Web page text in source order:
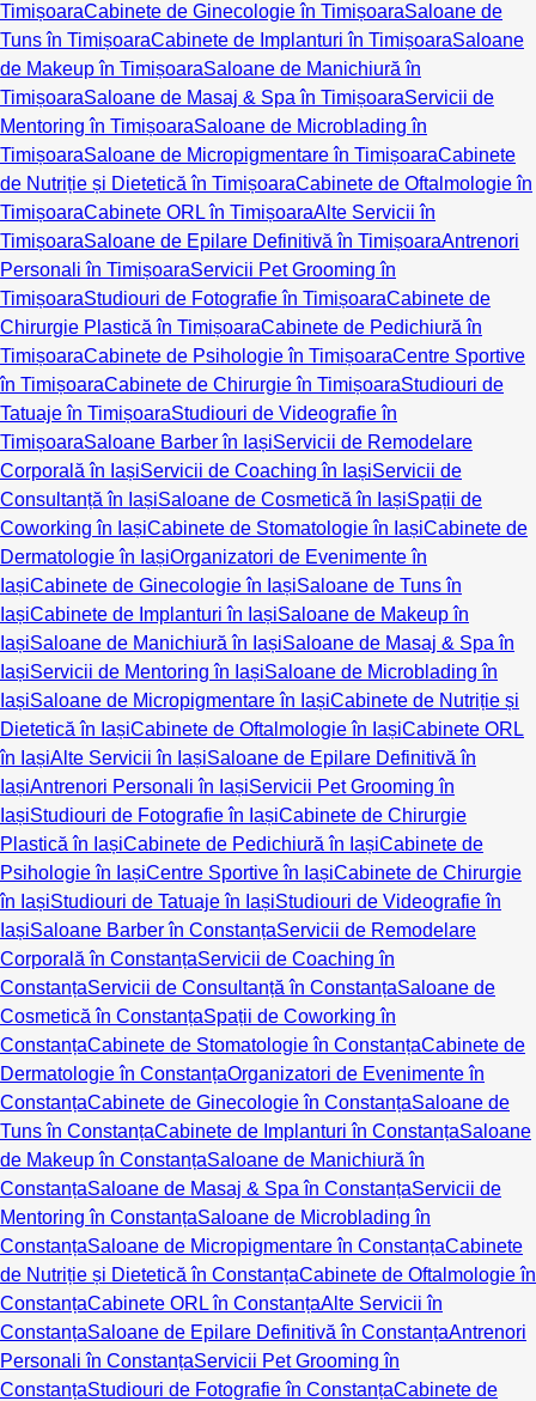
TimișoaraCabinete de Ginecologie în TimișoaraSaloane de
Tuns în TimișoaraCabinete de Implanturi în TimișoaraSaloane
de Makeup în TimișoaraSaloane de Manichiură în
TimișoaraSaloane de Masaj & Spa în TimișoaraServicii de
Mentoring în TimișoaraSaloane de Microblading în
TimișoaraSaloane de Micropigmentare în TimișoaraCabinete
de Nutriție și Dietetică în TimișoaraCabinete de Oftalmologie în
TimișoaraCabinete ORL în TimișoaraAlte Servicii în
TimișoaraSaloane de Epilare Definitivă în TimișoaraAntrenori
Personali în TimișoaraServicii Pet Grooming în
TimișoaraStudiouri de Fotografie în TimișoaraCabinete de
Chirurgie Plastică în TimișoaraCabinete de Pedichiură în
TimișoaraCabinete de Psihologie în TimișoaraCentre Sportive
în TimișoaraCabinete de Chirurgie în TimișoaraStudiouri de
Tatuaje în TimișoaraStudiouri de Videografie în
TimișoaraSaloane Barber în IașiServicii de Remodelare
Corporală în IașiServicii de Coaching în IașiServicii de
Consultanță în IașiSaloane de Cosmetică în IașiSpații de
Coworking în IașiCabinete de Stomatologie în IașiCabinete de
Dermatologie în IașiOrganizatori de Evenimente în
IașiCabinete de Ginecologie în IașiSaloane de Tuns în
IașiCabinete de Implanturi în IașiSaloane de Makeup în
IașiSaloane de Manichiură în IașiSaloane de Masaj & Spa în
IașiServicii de Mentoring în IașiSaloane de Microblading în
IașiSaloane de Micropigmentare în IașiCabinete de Nutriție și
Dietetică în IașiCabinete de Oftalmologie în IașiCabinete ORL
în IașiAlte Servicii în IașiSaloane de Epilare Definitivă în
IașiAntrenori Personali în IașiServicii Pet Grooming în
IașiStudiouri de Fotografie în IașiCabinete de Chirurgie
Plastică în IașiCabinete de Pedichiură în IașiCabinete de
Psihologie în IașiCentre Sportive în IașiCabinete de Chirurgie
în IașiStudiouri de Tatuaje în IașiStudiouri de Videografie în
IașiSaloane Barber în ConstanțaServicii de Remodelare
Corporală în ConstanțaServicii de Coaching în
ConstanțaServicii de Consultanță în ConstanțaSaloane de
Cosmetică în ConstanțaSpații de Coworking în
ConstanțaCabinete de Stomatologie în ConstanțaCabinete de
Dermatologie în ConstanțaOrganizatori de Evenimente în
ConstanțaCabinete de Ginecologie în ConstanțaSaloane de
Tuns în ConstanțaCabinete de Implanturi în ConstanțaSaloane
de Makeup în ConstanțaSaloane de Manichiură în
ConstanțaSaloane de Masaj & Spa în ConstanțaServicii de
Mentoring în ConstanțaSaloane de Microblading în
ConstanțaSaloane de Micropigmentare în ConstanțaCabinete
de Nutriție și Dietetică în ConstanțaCabinete de Oftalmologie în
ConstanțaCabinete ORL în ConstanțaAlte Servicii în
ConstanțaSaloane de Epilare Definitivă în ConstanțaAntrenori
Personali în ConstanțaServicii Pet Grooming în
ConstanțaStudiouri de Fotografie în ConstanțaCabinete de